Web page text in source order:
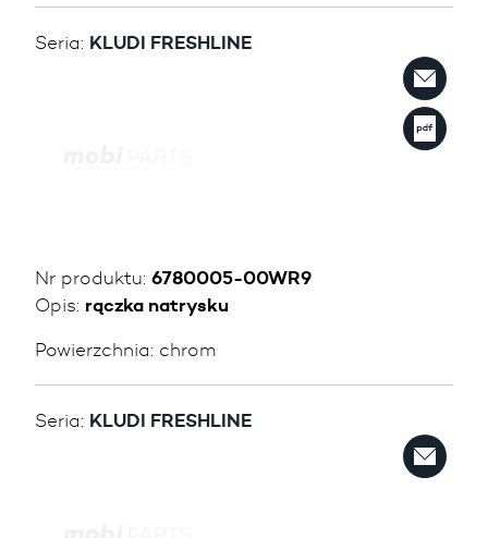
Seria: KLUDI FRESHLINE
Nr produktu: 6780005-00WR9
Opis: rączka natrysku
Powierzchnia: chrom
Seria: KLUDI FRESHLINE